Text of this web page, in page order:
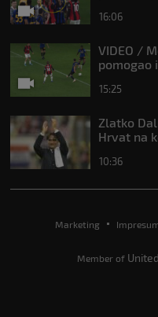
16:06
VIDEO /
pomogao
15:25
Zlatko
Hrvat na
10:36
Marketing
Member of